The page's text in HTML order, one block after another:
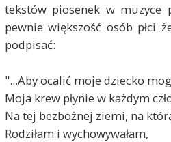
tekstów piosenek w muzyce
pewnie większość osób płci
podpisać:
"...Aby ocalić moje dziecko
Moja krew płynie w każdym
Na tej bezbożnej ziemi, na
Rodziłam i wychowywałam,